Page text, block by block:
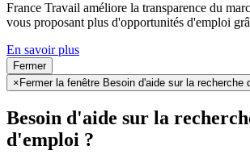
France Travail améliore la transparence du
vous proposant plus d'opportunités d'emploi
En savoir plus
Fermer
× Fermer la fenêtre Besoin d'aide sur la recherche
Besoin d'aide sur la
d'emploi ?